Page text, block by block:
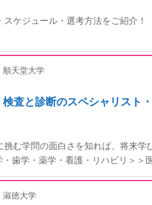
ケジュール・選考方法をご紹介！
順天堂大学
検査と診断のスペシャリスト
む学問の面白さを知れば、将来学
歯学・薬学・看護・リハビリ＞
淑徳大学